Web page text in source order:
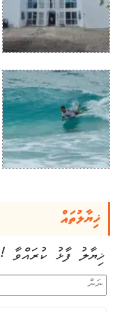
ޚިޔާލުތައް
ޚިޔާލު ފާޅު ކުރައްވާ !